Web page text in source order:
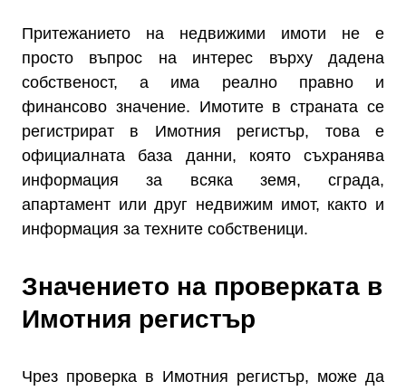
Притежанието на недвижими имоти не е
просто въпрос на интерес върху дадена
собственост, а има реално правно и
финансово значение. Имотите в страната се
регистрират в Имотния регистър, това е
официалната база данни, която съхранява
информация за всяка земя, сграда,
апартамент или друг недвижим имот, както и
информация за техните собственици.
Значението на проверката в
Имотния регистър
Чрез проверка в Имотния регистър, може да